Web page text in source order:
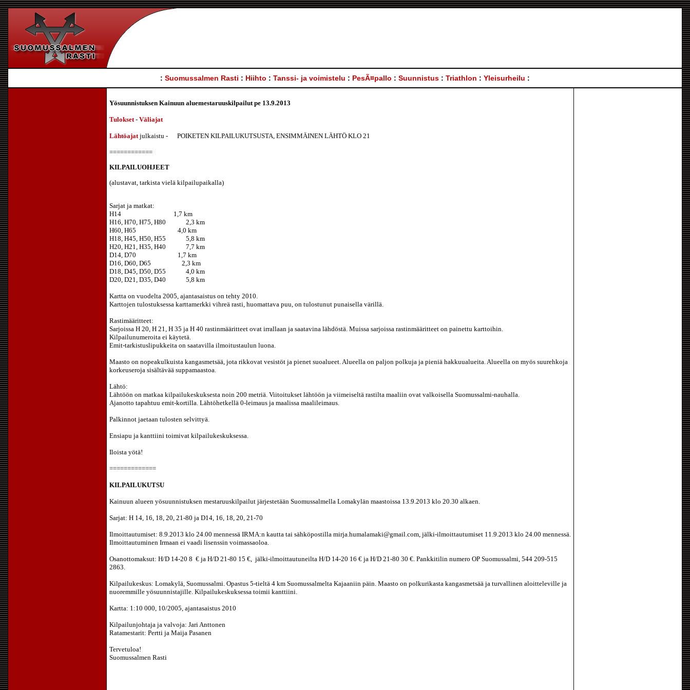
: Suomussalmen Rasti : Hiihto : Tanssi- ja voimistelu : PesÃ¤pallo : Suunnistus : Triathlon : Yleisurheilu :
Yösuunnistuksen Kainuun aluemestaruuskilpailut pe 13.9.2013
Tulokset- Väliajat
Lähtöajatjulkaistu - POIKETEN KILPAILUKUTSUSTA, ENSIMMÄINEN LÄHTÖ KLO 21
============
KILPAILUOHJEET
(alustavat, tarkista vielä kilpailupaikalla)
Sarjat ja matkat:
H14 1,7 km
H16, H70, H75, H80 2,3 km
H60, H65 4,0 km
H18, H45, H50, H55 5,8 km
H20, H21, H35, H40 7,7 km
D14, D70 1,7 km
D16, D60, D65 2,3 km
D18, D45, D50, D55 4,0 km
D20, D21, D35, D40 5,8 km
Kartta on vuodelta 2005, ajantasaistus on tehty 2010.
Karttojen tulostuksessa karttamerkki vihreä rasti, huomattava puu, on tulostunut punaisella värillä.
Rastimääritteet:
Sarjoissa H 20, H 21, H 35 ja H 40 rastinmääritteet ovat irrallaan ja saatavina lähdöstä. Muissa sarjoissa rastinmääritteet on painettu karttoihin.
Kilpailunumeroita ei käytetä.
Emit-tarkistuslipukkeita on saatavilla ilmoitustaulun luona.
Maasto on nopeakulkuista kangasmetsää, jota rikkovat vesistöt ja pienet suoalueet. Alueella on paljon polkuja ja pieniä hakkuualueita. Alueella on myös suurehkoja
korkeuseroja sisältävää suppamaastoa.
Lähtö:
Lähtöön on matkaa kilpailukeskuksesta noin 200 metriä. Viitoitukset lähtöön ja viimeiseltä rastilta maaliin ovat valkoisella Suomussalmi-nauhalla.
Ajanotto tapahtuu emit-kortilla. Lähtöhetkellä 0-leimaus ja maalissa maalileimaus.
Palkinnot jaetaan tulosten selvittyä.
Ensiapu ja kanttiini toimivat kilpailukeskuksessa.
Iloista yötä!
=============
KILPAILUKUTSU
Kainuun alueen yösuunnistuksen mestaruuskilpailut järjestetään Suomussalmella Lomakylän maastoissa 13.9.2013 klo 20.30 alkaen.
Sarjat: H 14, 16, 18, 20, 21-80 ja D14, 16, 18, 20, 21-70
Ilmoittautumiset: 8.9.2013 klo 24.00 mennessä IRMA:n kautta tai sähköpostilla mirja.humalamaki@gmail.com, jälki-ilmoittautumiset 11.9.2013 klo 24.00 mennessä.
Ilmoittautuminen Irmaan ei vaadi lisenssin voimassaoloa.
Osanottomaksut: H/D 14-20 8 € ja H/D 21-80 15 €, jälki-ilmoittautuneilta H/D 14-20 16 € ja H/D 21-80 30 €. Pankkitilin numero OP Suomussalmi, 544 209-515
2863.
Kilpailukeskus: Lomakylä, Suomussalmi. Opastus 5-tieltä 4 km Suomussalmelta Kajaaniin päin. Maasto on polkurikasta kangasmetsää ja turvallinen aloitteleville ja
nuoremmille yösuunnistajille. Kilpailukeskuksessa toimii kanttiini.
Kartta: 1:10 000, 10/2005, ajantasaistus 2010
Kilpailunjohtaja ja valvoja: Jari Anttonen
Ratamestarit: Pertti ja Maija Pasanen
Tervetuloa!
Suomussalmen Rasti